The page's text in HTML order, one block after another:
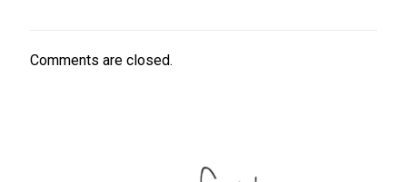
Comments are closed.